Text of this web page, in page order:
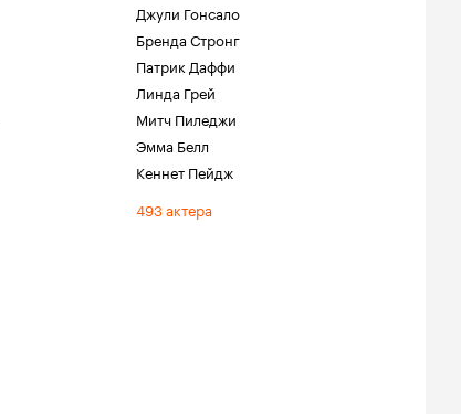
Джули Гонсало
Бренда Стронг
Патрик Даффи
Линда Грей
Митч Пиледжи
Эмма Белл
Кеннет Пейдж
493 актера